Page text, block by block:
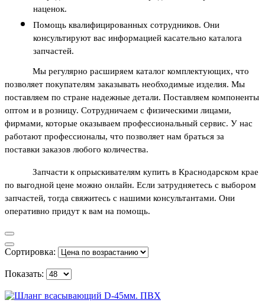
наценок.
Помощь квалифицированных сотрудников. Они
консультируют вас информацией касательно каталога
запчастей.
Мы регулярно расширяем каталог комплектующих, что
позволяет покупателям заказывать необходимые изделия. Мы
поставляем по стране надежные детали. Поставляем компоненты
оптом и в розницу. Сотрудничаем с физическими лицами,
фирмами, которые оказываем профессиональный сервис. У нас
работают профессионалы, что позволяет нам браться за
поставки заказов любого количества.
Запчасти к опрыскивателям купить в Краснодарском крае
по выгодной цене можно онлайн. Если затрудняетесь с выбором
запчастей, тогда свяжитесь с нашими консультантами. Они
оперативно придут к вам на помощь.
Сортировка:
Показать: